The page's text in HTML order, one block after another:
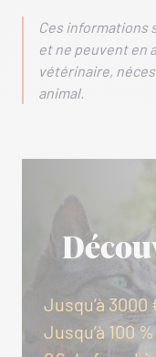
Ces informations
et ne peuvent en
vétérinaire,
animal.
Jusqu’à 3000
Jusqu’à 100